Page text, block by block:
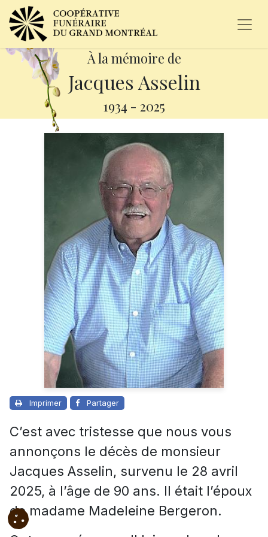
À la mémoire de
Jacques Asselin
1934 - 2025
Imprimer Partager
C’est avec tristesse que nous vous
annonçons le décès de monsieur
Jacques Asselin, survenu le 28 avril
2025, à l’âge de 90 ans. Il était l’époux
de madame Madeleine Bergeron.